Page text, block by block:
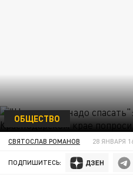
ОБЩЕСТВО
СВЯТОСЛАВ РОМАНОВ 28 ЯНВАРЯ
ПОДПИШИТЕСЬ: